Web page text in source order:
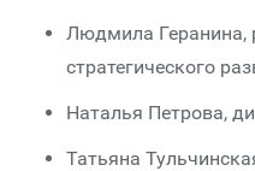
Людмила Геранина,
стратегического
Наталья Петрова,
Татьяна